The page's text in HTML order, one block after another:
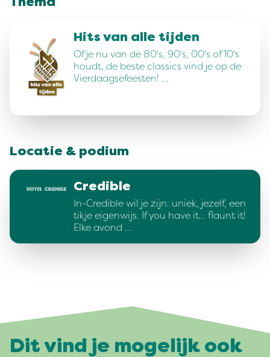
Thema
Hits van alle tijden
Of je nu van de 80's, 90's, 00's of 10's
houdt, de beste classics vind je op de
Vierdaagsefeesten! …
Locatie & podium
Credible
In-Credible wil je zijn: uniek, jezelf, een
tikje eigenwijs. If you have it… flaunt it!
Elke avond …
Dit vind je mogelijk ook